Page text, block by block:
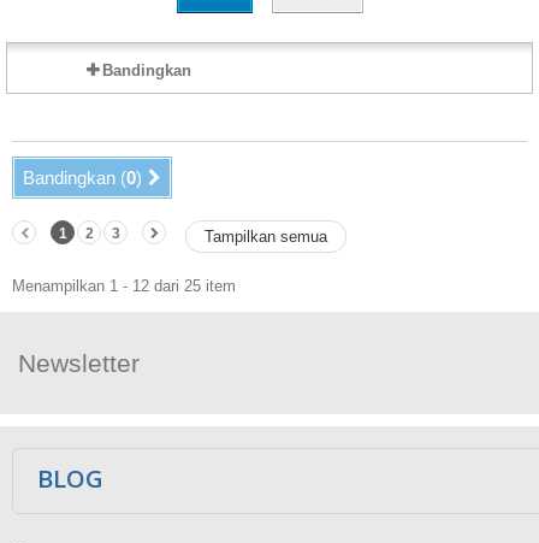
Bandingkan
Bandingkan (0)
Tampilkan semua
1 2 3
Menampilkan 1 - 12 dari 25 item
Newsletter
BLOG